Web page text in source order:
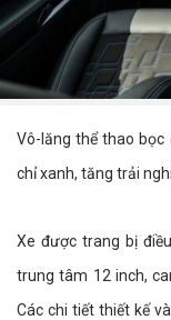
Vô-lăng thể thao bọc
chỉ xanh, tăng trải
Xe được trang bị
trung tâm 12 inch,
Các chi tiết thiết kế